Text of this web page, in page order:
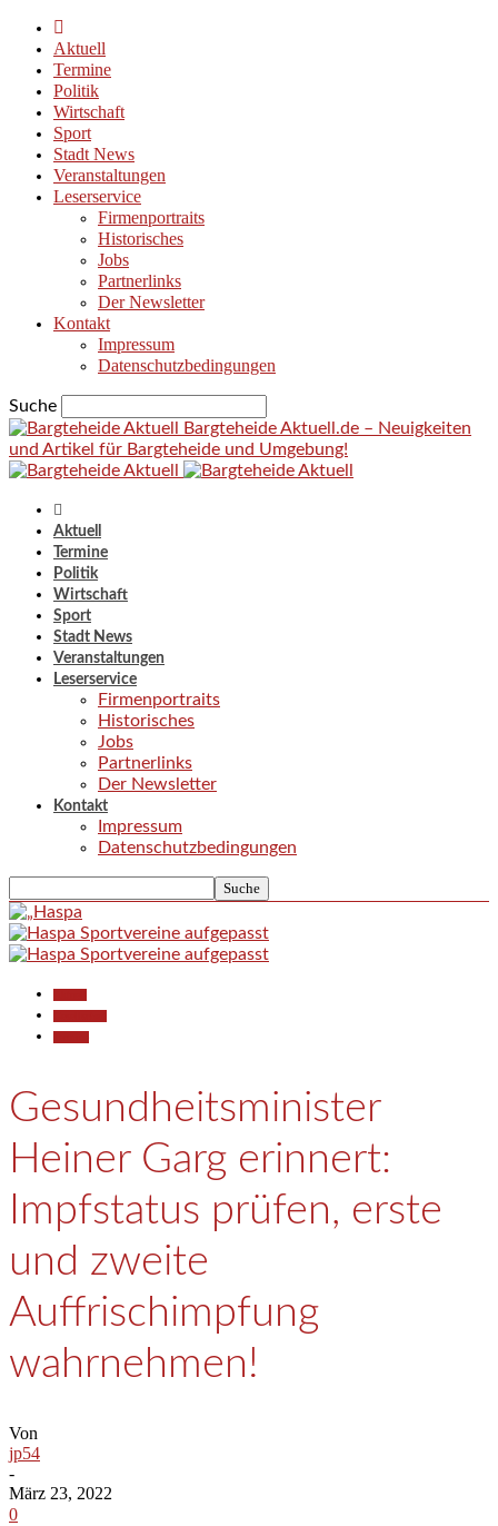
Aktuell
Termine
Politik
Wirtschaft
Sport
Stadt News
Veranstaltungen
Leserservice
Firmenportraits
Historisches
Jobs
Partnerlinks
Der Newsletter
Kontakt
Impressum
Datenschutzbedingungen
Suche
Bargteheide Aktuell.de – Neuigkeiten
und Artikel für Bargteheide und Umgebung!
Aktuell
Termine
Politik
Wirtschaft
Sport
Stadt News
Veranstaltungen
Leserservice
Firmenportraits
Historisches
Jobs
Partnerlinks
Der Newsletter
Kontakt
Impressum
Datenschutzbedingungen
Gesundheitsminister
Heiner Garg erinnert:
Impfstatus prüfen, erste
und zweite
Auffrischimpfung
wahrnehmen!
Von
jp54
-
März 23, 2022
0